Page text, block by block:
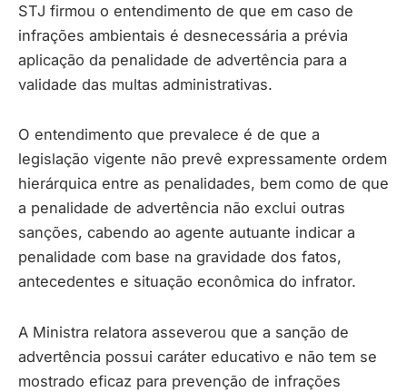
STJ firmou o entendimento de que em caso de
infrações ambientais é desnecessária a prévia
aplicação da penalidade de advertência para a
validade das multas administrativas.
O entendimento que prevalece é de que a
legislação vigente não prevê expressamente ordem
hierárquica entre as penalidades, bem como de que
a penalidade de advertência não exclui outras
sanções, cabendo ao agente autuante indicar a
penalidade com base na gravidade dos fatos,
antecedentes e situação econômica do infrator.
A Ministra relatora asseverou que a sanção de
advertência possui caráter educativo e não tem se
mostrado eficaz para prevenção de infrações